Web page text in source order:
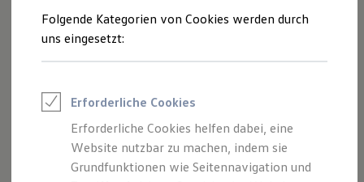
Feuerwehr
Rettungsdienste
ONE Business ID Vorteile
Fahrzeugsuche & Marktplatz
Digitaler Marktplatz
Kauf & Finanzierung
Online-Fahrzeugbewertung
Aktionen & Angebote
E-Auto-Förderung
Folgende Kategorien von Cookies werden durch
uns eingesetzt:
Erforderliche Cookies
Erforderliche Cookies helfen dabei, eine
Website nutzbar zu machen, indem sie
Grundfunktionen wie Seitennavigation und